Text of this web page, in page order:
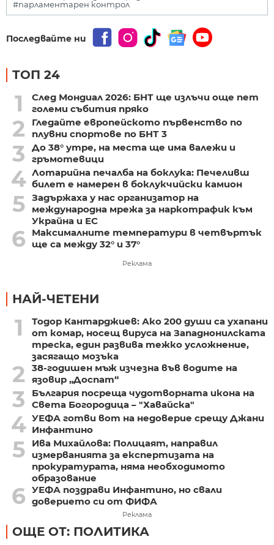
#парламентарен контрол
Последвайте ни
ТОП 24
1
След Мондиал 2026: БНТ ще излъчи още пет
големи събития пряко
2
Гледайте европейското първенство по
плувни спортове по БНТ 3
3
До 38° утре, на места ще има валежи и
гръмотевици
4 Лотарийна печалба на боклука: Печеливш
билет е намерен в боклукчийски камион
5 Задържаха у нас организатор на
международна мрежа за наркотрафик към
Украйна и ЕС
6
Максималните температури в четвъртък
ще са между 32° и 37°
Реклама
НАЙ-ЧЕТЕНИ
1
Тодор Кантарджиев: Ако 200 души са ухапани
от комар, носещ вируса на Западнонилската
треска, един развива тежко усложнение,
засягащо мозъка
2
38-годишен мъж изчезна във водите на
язовир „Доспат“
3
България посреща чудотворната икона на
Света Богородица – "Хавайска"
4 УЕФА готви вот на недоверие срещу Джани
Инфантино
5
Ива Михайлова: Полицаят, направил
измерванията за експертизата на
прокуратурата, няма необходимото
образование
6 УЕФА поздрави Инфантино, но свали
доверието си от ФИФА
Реклама
ОЩЕ ОТ: ПОЛИТИКА